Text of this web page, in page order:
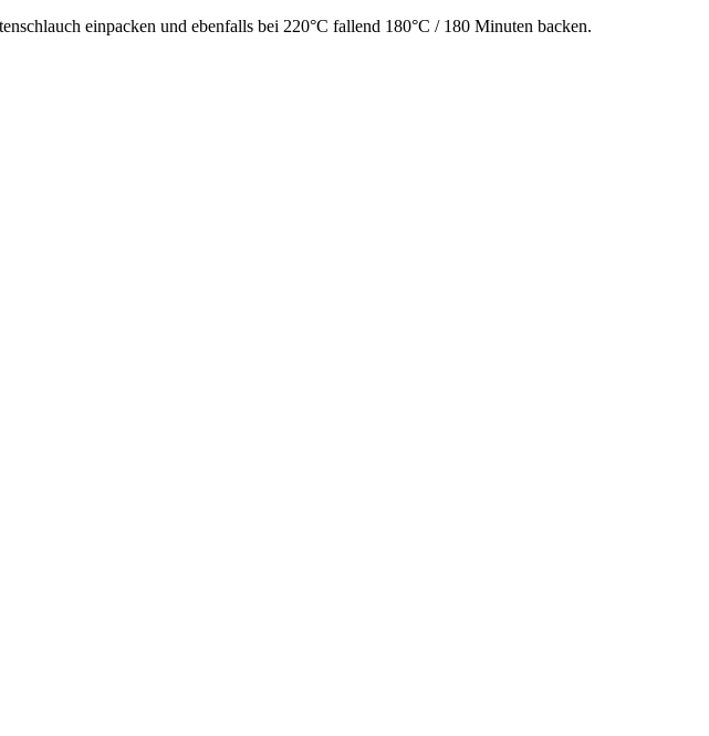
einpacken und ebenfalls bei 220°C fallend 180°C / 180 Minuten backen.